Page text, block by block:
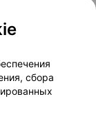
маркетинг
сбора